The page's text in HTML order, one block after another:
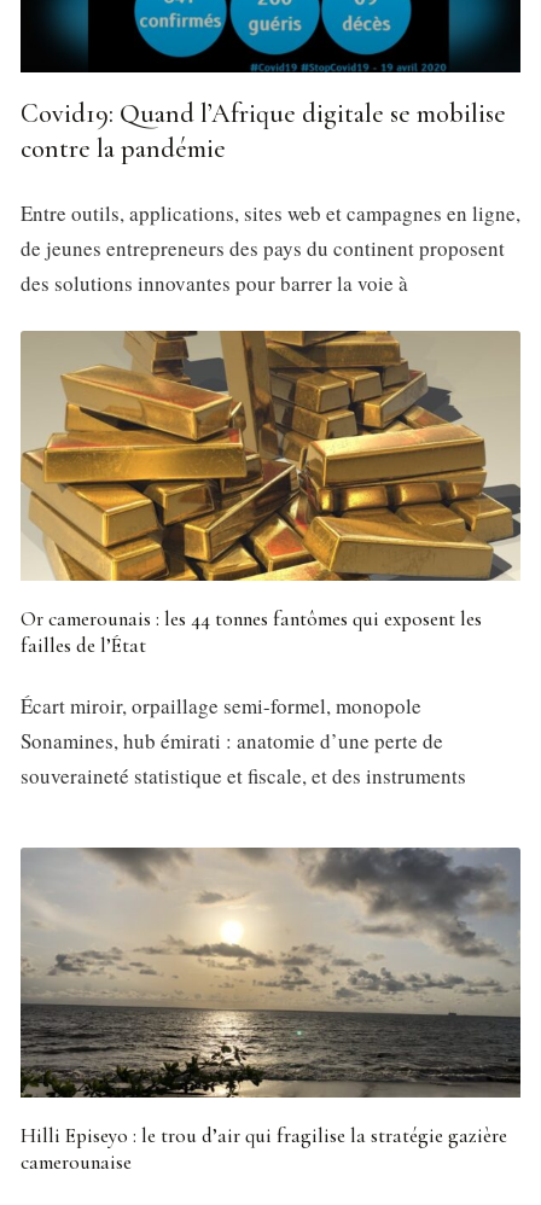
Covid19: Quand l’Afrique digitale se mobilise
contre la pandémie
Entre outils, applications, sites web et campagnes en ligne,
de jeunes entrepreneurs des pays du continent proposent
des solutions innovantes pour barrer la voie à
Or camerounais : les 44 tonnes fantômes qui exposent les
failles de l’État
Écart miroir, orpaillage semi-formel, monopole
Sonamines, hub émirati : anatomie d’une perte de
souveraineté statistique et fiscale, et des instruments
Hilli Episeyo : le trou d’air qui fragilise la stratégie gazière
camerounaise